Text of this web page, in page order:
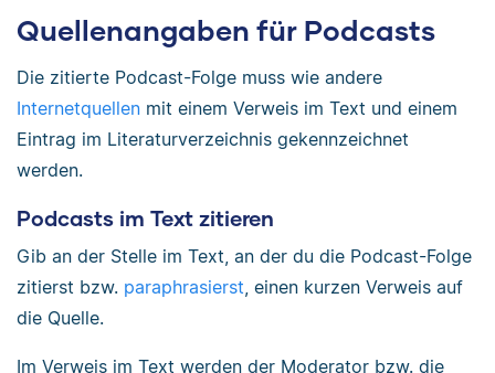
Quellenangaben für Podcasts
Die zitierte Podcast-Folge muss wie andere
Internetquellen mit einem Verweis im Text und einem
Eintrag im Literaturverzeichnis gekennzeichnet
werden.
Podcasts im Text zitieren
Gib an der Stelle im Text, an der du die Podcast-Folge
zitierst bzw. paraphrasierst , einen kurzen Verweis auf
die Quelle.
Im Verweis im Text werden der Moderator bzw. die